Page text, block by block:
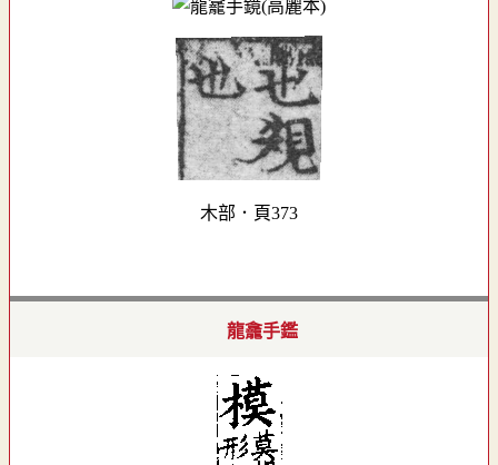
木部．頁373
龍龕手鑑